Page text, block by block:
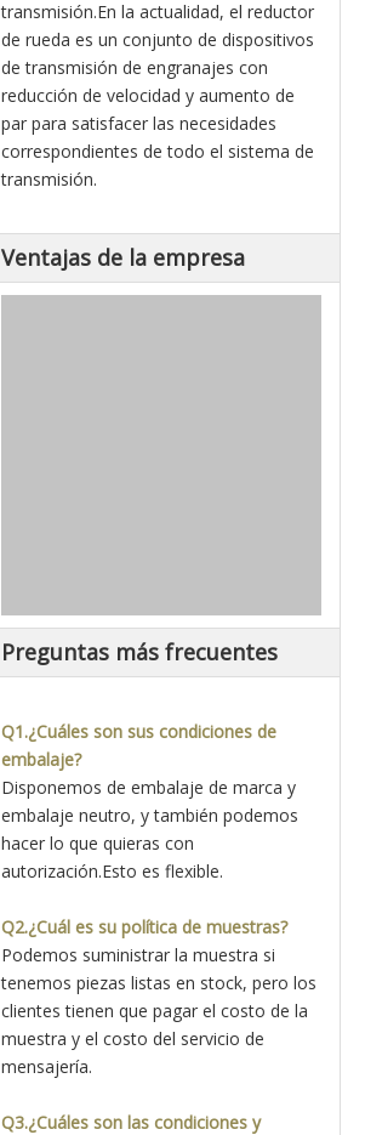
transmisión.En la actualidad, el reductor
de rueda es un conjunto de dispositivos
de transmisión de engranajes con
reducción de velocidad y aumento de
par para satisfacer las necesidades
correspondientes de todo el sistema de
transmisión.
Ventajas de la empresa
Preguntas más frecuentes
Q1.¿Cuáles son sus condiciones de
embalaje?
Disponemos de embalaje de marca y
embalaje neutro, y también podemos
hacer lo que quieras con
autorización.Esto es flexible.
Q2.¿Cuál es su política de muestras?
Podemos suministrar la muestra si
tenemos piezas listas en stock, pero los
clientes tienen que pagar el costo de la
muestra y el costo del servicio de
mensajería.
Q3.¿Cuáles son las condiciones y